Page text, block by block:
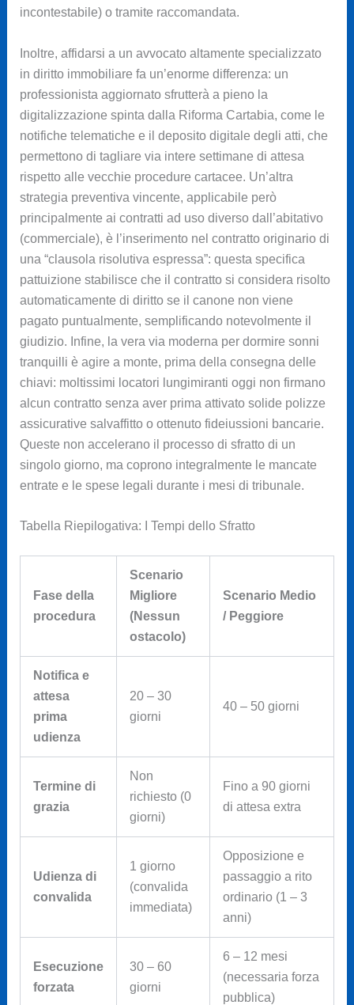
incontestabile) o tramite raccomandata.
Inoltre, affidarsi a un avvocato altamente specializzato
in diritto immobiliare fa un’enorme differenza: un
professionista aggiornato sfrutterà a pieno la
digitalizzazione spinta dalla Riforma Cartabia, come le
notifiche telematiche e il deposito digitale degli atti, che
permettono di tagliare via intere settimane di attesa
rispetto alle vecchie procedure cartacee. Un’altra
strategia preventiva vincente, applicabile però
principalmente ai contratti ad uso diverso dall’abitativo
(commerciale), è l’inserimento nel contratto originario di
una “clausola risolutiva espressa”: questa specifica
pattuizione stabilisce che il contratto si considera risolto
automaticamente di diritto se il canone non viene
pagato puntualmente, semplificando notevolmente il
giudizio. Infine, la vera via moderna per dormire sonni
tranquilli è agire a monte, prima della consegna delle
chiavi: moltissimi locatori lungimiranti oggi non firmano
alcun contratto senza aver prima attivato solide polizze
assicurative salvaffitto o ottenuto fideiussioni bancarie.
Queste non accelerano il processo di sfratto di un
singolo giorno, ma coprono integralmente le mancate
entrate e le spese legali durante i mesi di tribunale.
Tabella Riepilogativa: I Tempi dello Sfratto
Fase della
procedura
Scenario
Migliore
(Nessun
ostacolo)
Scenario Medio
/ Peggiore
Notifica e
attesa
prima
udienza
20 – 30
giorni
40 – 50 giorni
Termine di
grazia
Non
richiesto (0
giorni)
Fino a 90 giorni
di attesa extra
Udienza di
convalida
1 giorno
(convalida
immediata)
Opposizione e
passaggio a rito
ordinario (1 – 3
anni)
Esecuzione
forzata
30 – 60
giorni
6 – 12 mesi
(necessaria forza
pubblica)